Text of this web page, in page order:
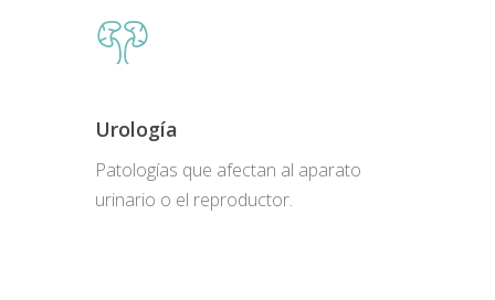
Urología
Patologías que afectan al aparato
urinario o el reproductor.